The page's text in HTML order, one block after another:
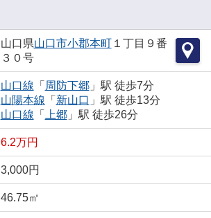
山口県山口市小郡本町１丁目９番
３０号
山口線 「 周防下郷」駅 徒歩7分
山陽本線 「 新山口 」駅 徒歩13分
山口線 「 上郷」駅 徒歩26分
6.2万円
3,000円
46.75㎡